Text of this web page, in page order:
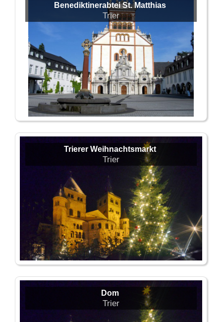
Benediktinerabtei St. Matthias
Trier
Trierer Weihnachtsmarkt
Trier
Dom
Trier